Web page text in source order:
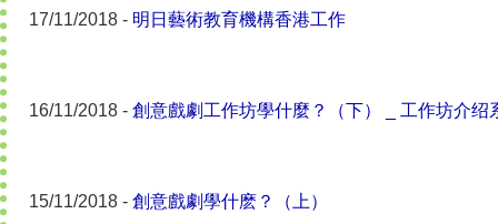
17/11/2018 - 明日藝術教育機構香港工作
16/11/2018 - 創意戲劇工作坊學什麼？（下） _ 工作坊介绍
15/11/2018 - 創意戲劇學什麽？（上）